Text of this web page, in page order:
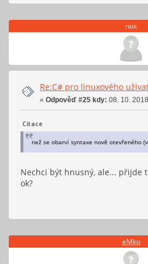
nok
Re:C# pro linuxového
« Odpověď #25 kdy: 08. 10.
Citace
než se obarví syntaxe nově otevřeného
Nechci být hnusný, ale... přijde
ok?
eMko